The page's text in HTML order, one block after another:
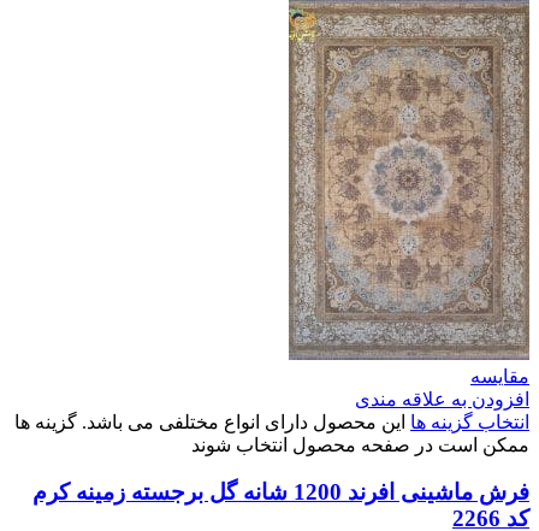
مقایسه
افزودن به علاقه مندی
انتخاب گزینه ها این محصول دارای انواع مختلفی می باشد. گزینه ها
ممکن است در صفحه محصول انتخاب شوند
فرش ماشینی افرند 1200 شانه گل برجسته زمینه کرم
کد 2266